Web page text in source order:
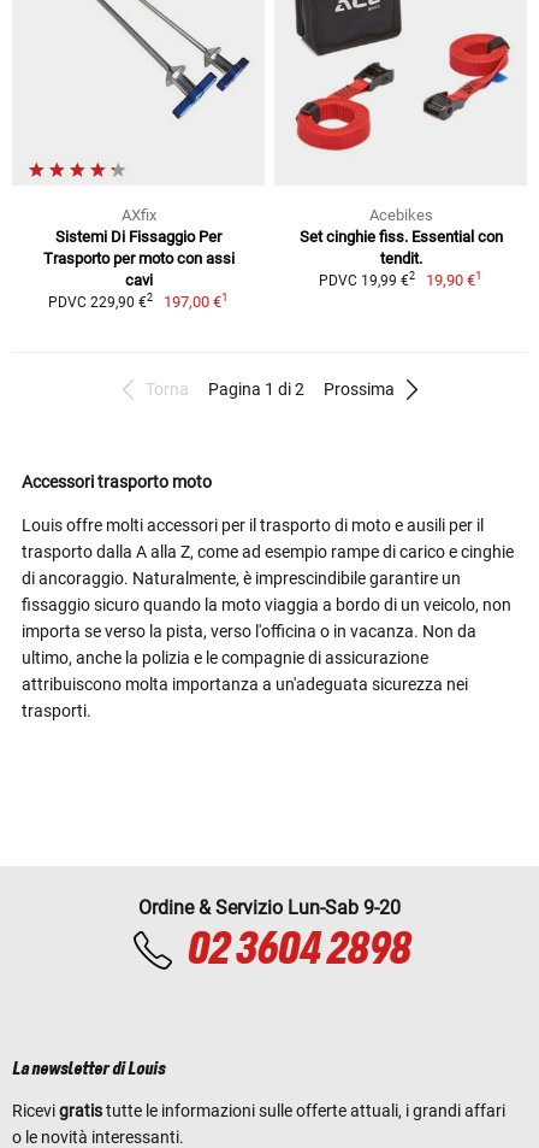
AXfix
Sistemi Di Fissaggio Per
Trasporto per moto con assi
cavi
PDVC 229,90 €2 197,00 €1
Acebikes
Set cinghie fiss. Essential con
tendit.
PDVC 19,99 €2 19,90 €1
Torna Pagina 1 di 2 Prossima
Accessori trasporto moto
Louis offre molti accessori per il trasporto di moto e ausili per il
trasporto dalla A alla Z, come ad esempio rampe di carico e cinghie
di ancoraggio. Naturalmente, è imprescindibile garantire un
fissaggio sicuro quando la moto viaggia a bordo di un veicolo, non
importa se verso la pista, verso l'officina o in vacanza. Non da
ultimo, anche la polizia e le compagnie di assicurazione
attribuiscono molta importanza a un'adeguata sicurezza nei
trasporti.
Ordine & Servizio Lun-Sab 9-20
02 3604 2898
La newsletter di Louis
Ricevigratistutte le informazioni sulle offerte attuali, i grandi affari
o le novità interessanti.